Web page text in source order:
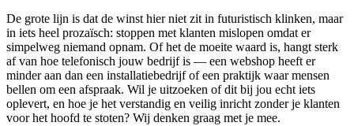
De grote lijn is dat de winst hier niet zit in futuristisch klinken, maar
in iets heel prozaïsch: stoppen met klanten mislopen omdat er
simpelweg niemand opnam. Of het de moeite waard is, hangt sterk
af van hoe telefonisch jouw bedrijf is — een webshop heeft er
minder aan dan een installatiebedrijf of een praktijk waar mensen
bellen om een afspraak. Wil je uitzoeken of dit bij jou echt iets
oplevert, en hoe je het verstandig en veilig inricht zonder je klanten
voor het hoofd te stoten? Wij denken graag met je mee.